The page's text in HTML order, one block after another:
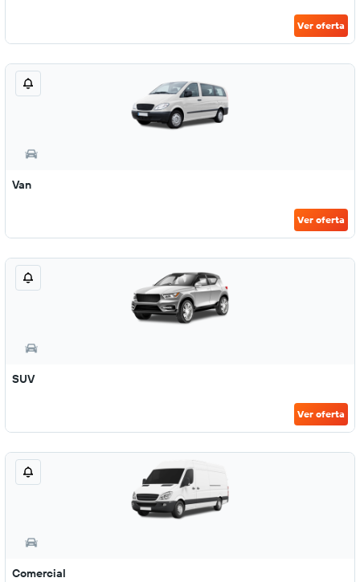
Ver oferta
Van
Ver oferta
SUV
Ver oferta
Comercial